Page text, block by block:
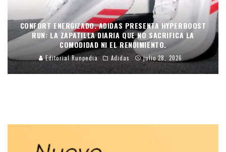
CONFORT ENERGIZADO. ADIDAS PRESENTA HYPERBOOST
RUN: LA ZAPATILLA DIARIA QUE NO SACRIFICA LA
COMODIDAD NI EL RENDIMIENTO.
Editorial Runpedia Adidas julio 28, 2026